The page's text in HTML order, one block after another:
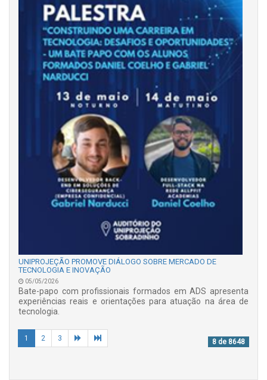
UNIPROJEÇÃO PROMOVE DIÁLOGO SOBRE MERCADO DE
TECNOLOGIA E INOVAÇÃO
05/05/2026
Bate-papo com profissionais formados em ADS apresenta
experiências reais e orientações para atuação na área de
tecnologia.
1 2 3 8 de 8648